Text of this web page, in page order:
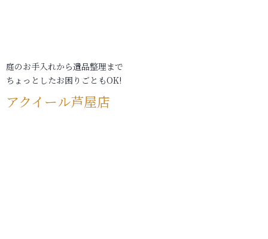
庭のお手入れから遺品整理まで
ちょっとしたお困りごともOK!
アクイール芦屋店